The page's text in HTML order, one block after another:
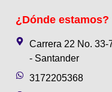
¿Dónde estamos?
Carrera 22 No. 33-
- Santander
3172205368